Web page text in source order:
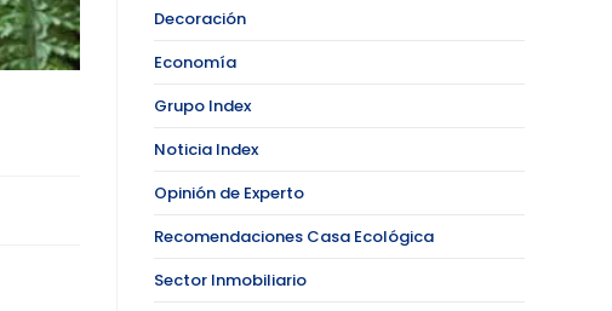
Decoración
Economía
Grupo Index
Noticia Index
Opinión de Experto
Recomendaciones Casa Ecológica
Sector Inmobiliario